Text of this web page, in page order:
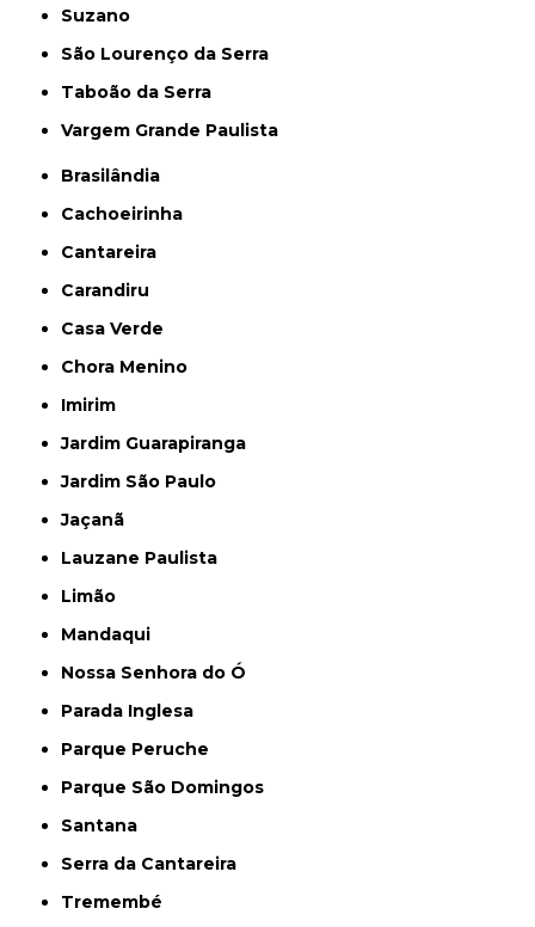
Suzano
São Lourenço da Serra
Taboão da Serra
Vargem Grande Paulista
Brasilândia
Cachoeirinha
Cantareira
Carandiru
Casa Verde
Chora Menino
Imirim
Jardim Guarapiranga
Jardim São Paulo
Jaçanã
Lauzane Paulista
Limão
Mandaqui
Nossa Senhora do Ó
Parada Inglesa
Parque Peruche
Parque São Domingos
Santana
Serra da Cantareira
Tremembé